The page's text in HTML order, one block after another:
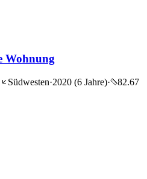
Wohnung
Südwesten·2020 (6 Jahre)·
82.67